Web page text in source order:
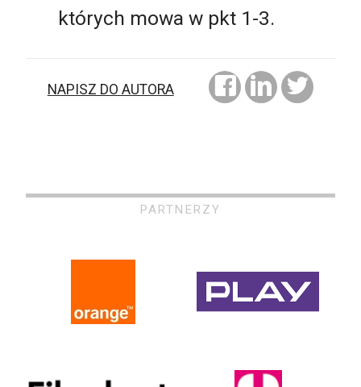
których mowa w pkt 1-3.
NAPISZ DO AUTORA
PARTNERZY